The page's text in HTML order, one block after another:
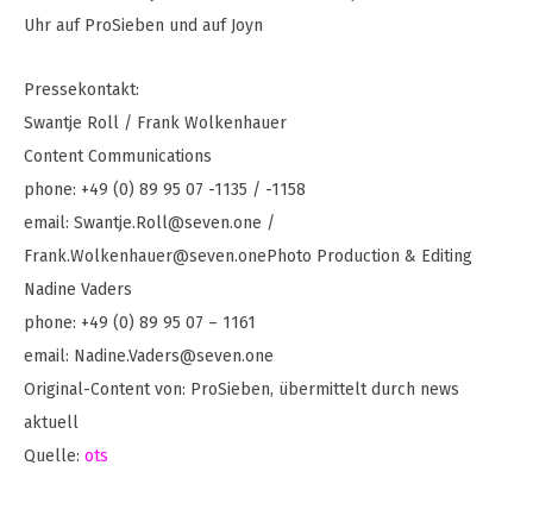
Uhr auf ProSieben und auf Joyn
Pressekontakt:
Swantje Roll / Frank Wolkenhauer
Content Communications
phone: +49 (0) 89 95 07 -1135 / -1158
email: Swantje.Roll@seven.one /
Frank.Wolkenhauer@seven.onePhoto Production & Editing
Nadine Vaders
phone: +49 (0) 89 95 07 – 1161
email: Nadine.Vaders@seven.one
Original-Content von: ProSieben, übermittelt durch news
aktuell
Quelle: ots